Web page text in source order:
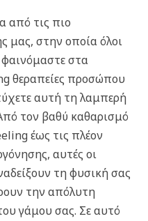
από τις πιο
μας, στην οποία όλοι
στα
θεραπείες προσώπου
αυτή τη λαμπερή
τον βαθύ καθαρισμό
έως τις πλέον
αυτές οι
τη φυσική σας
την απόλυτη
γάμου σας. Σε αυτό